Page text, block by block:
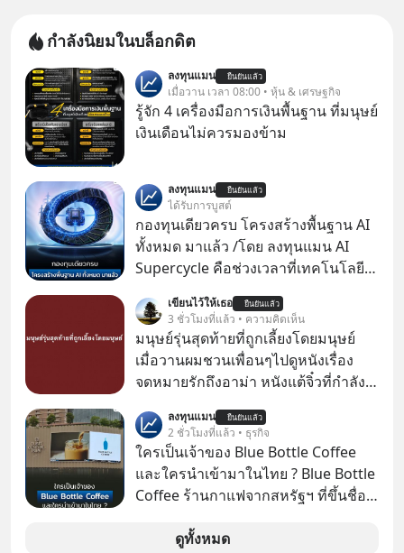
กำลังนิยมในบล็อกดิต
ลงทุนแมน ยืนยันแล้ว
เมื่อวาน เวลา 08:00 • หุ้น & เศรษฐกิจ
รู้จัก 4 เครื่องมือการเงินพื้นฐาน ที่มนุษย์
เงินเดือนไม่ควรมองข้าม
ลงทุนแมน ยืนยันแล้ว
ได้รับการบูสต์
กองทุนเดียวครบ โครงสร้างพื้นฐาน AI
ทั้งหมด มาแล้ว /โดย ลงทุนแมน AI
Supercycle คือช่วงเวลาที่เทคโนโลยี
เคลื่อนหลัก ของการเติบโตทาง
เศรษฐกิจ และวิถีชีวิตของผู้คนอย่าง
ยาวนานต่อจากนี้
เขียนไว้ให้เธอ ยืนยันแล้ว
3 ชั่วโมงที่แล้ว • ความคิดเห็น
มนุษย์รุ่นสุดท้ายที่ถูกเลี้ยงโดยมนุษย์
เมื่อวานผมชวนเพื่อนๆไปดูหนังเรื่อง
จดหมายรักถึงอาม่า หนังแต้จิ๋วที่กำลัง
ป๊าผมเห็นโปสเตอร์หนังเรื่องนี้หลาย
เดือนก่อนและอยากดูมาก ด้วยเพราะว่า
อากงก็มาจากเมืองจีน ป๊าก็พูดแต้จิ๋วได้
มีเรื่องราวมีความผูกพันที่ได้ยินตั้งแต่
ลงทุนแมน ยืนยันแล้ว
2 ชั่วโมงที่แล้ว • ธุรกิจ
ใครเป็นเจ้าของ Blue Bottle Coffee
และใครนำเข้ามาในไทย ? Blue Bottle
Coffee ร้านกาแฟจากสหรัฐฯ ที่ขึ้นชื่อ
แรกในประเทศไทย ที่ Central Park
ดูทั้งหมด